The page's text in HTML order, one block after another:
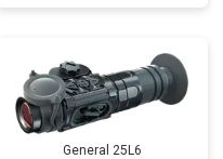
General 25L6